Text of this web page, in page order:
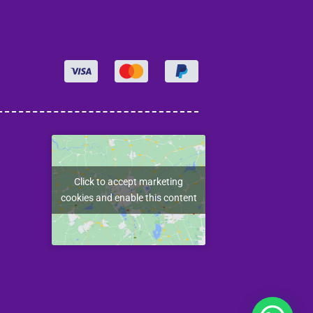
Click to accept marketing
cookies and enable this content